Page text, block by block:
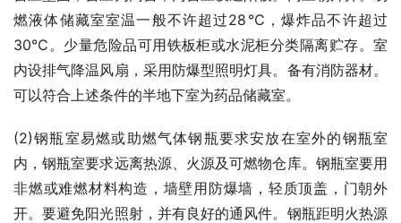
燃液体储藏室室温一般不许超过28℃，爆炸品不许超过
30℃。少量危险品可用铁板柜或水泥柜分类隔离贮存。室
内设排气降温风扇，采用防爆型照明灯具。备有消防器材。
可以符合上述条件的半地下室为药品储藏室。
(2)钢瓶室易燃或助燃气体钢瓶要求安放在室外的钢瓶室
内，钢瓶室要求远离热源、火源及可燃物仓库。钢瓶室要用
非燃或难燃材料构造，墙壁用防爆墙，轻质顶盖，门朝外
开。要避免阳光照射，并有良好的通风件。钢瓶距明火热源